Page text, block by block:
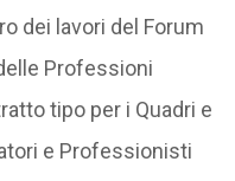
dei lavori del Forum
Professioni
tipo per i Quadri e
e Professionisti